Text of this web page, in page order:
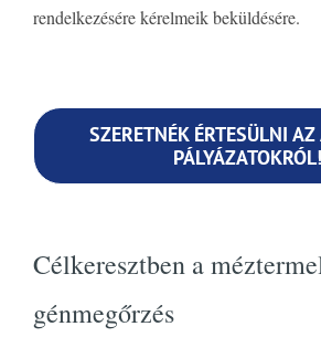
rendelkezésére kérelmeik beküldésére.
SZERETNÉK ÉRTESÜLNI
PÁLYÁZATOKRÓL!
Célkeresztben a
génmegőrzés